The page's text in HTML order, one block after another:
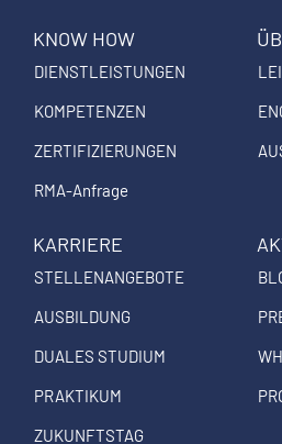
a
g
r
a
m
b
o
o
k
d
i
KNOW HOW
DIENSTLEISTUNGEN
KOMPETENZEN
ZERTIFIZIERUNGEN
RMA-Anfrage
KARRIERE
STELLENANGEBOTE
AUSBILDUNG
DUALES STUDIUM
PRAKTIKUM
ZUKUNFTSTAG